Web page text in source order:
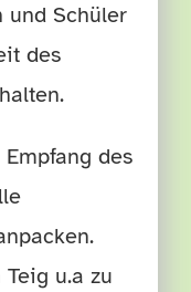
und Schüler
des
des
u.a zu